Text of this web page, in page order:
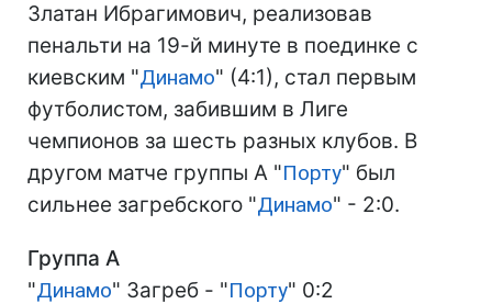
Златан Ибрагимович, реализовав
пенальти на 19-й минуте в поединке с
киевским "Динамо" (4:1), стал первым
футболистом, забившим в Лиге
чемпионов за шесть разных клубов. В
другом матче группы А "Порту" был
сильнее загребского "Динамо" - 2:0.
Группа A
"Динамо" Загреб - "Порту" 0:2